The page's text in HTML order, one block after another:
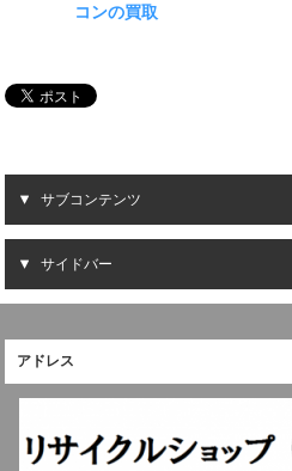
コンの買取
サブコンテンツ
サイドバー
アドレス